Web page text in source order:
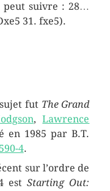
peut suivre : 28…
31. fxe5).
fut The Grand
,Lawrence
en 1985 par B.T.
4.
sur l’ordre de
estStarting Out: